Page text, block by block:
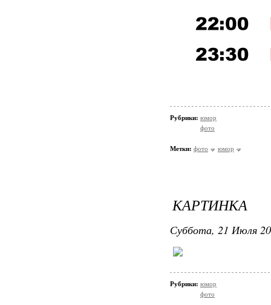
Рубрики: юмор
фото
Метки: фото юмор
КАРТИНКА
Суббота, 21 Июля
Рубрики: юмор
фото